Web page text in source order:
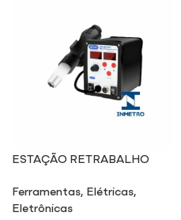
ESTAÇÃO RETRABALHO
Ferramentas, Elétricas,
Eletrônicas